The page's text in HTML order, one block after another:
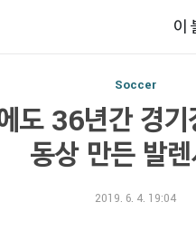
이
Soccer
도 36년간 경
동상 만든 발
2019. 6. 4. 19:04